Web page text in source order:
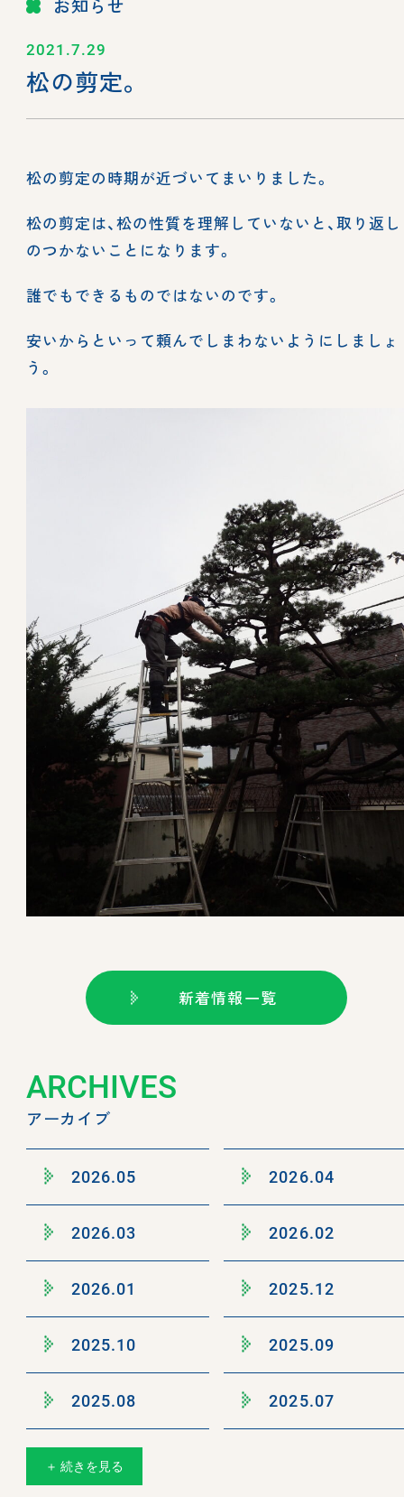
お知らせ
2021.7.29
松の剪定。
松の剪定の時期が近づいてまいりました。
松の剪定は、松の性質を理解していないと、取り返し
のつかないことになります。
誰でもできるものではないのです。
安いからといって頼んでしまわないようにしましょ
う。
新着情報一覧
ARCHIVES
アーカイブ
2026.05 2026.04
2026.03 2026.02
2026.01 2025.12
2025.10 2025.09
2025.08 2025.07
＋ 続きを見る